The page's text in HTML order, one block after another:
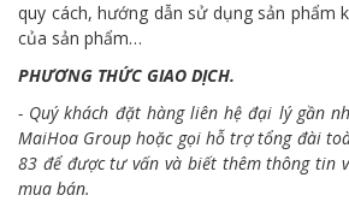
quy cách, hướng dẫn sử dụng sản phẩm
của sản phẩm…
PHƯƠNG THỨC GIAO DỊCH.
- Quý khách đặt hàng liên hệ đại lý gần
MaiHoa Group hoặc gọi hỗ trợ tổng đài
83 để được tư vấn và biết thêm thông tin
mua bán.